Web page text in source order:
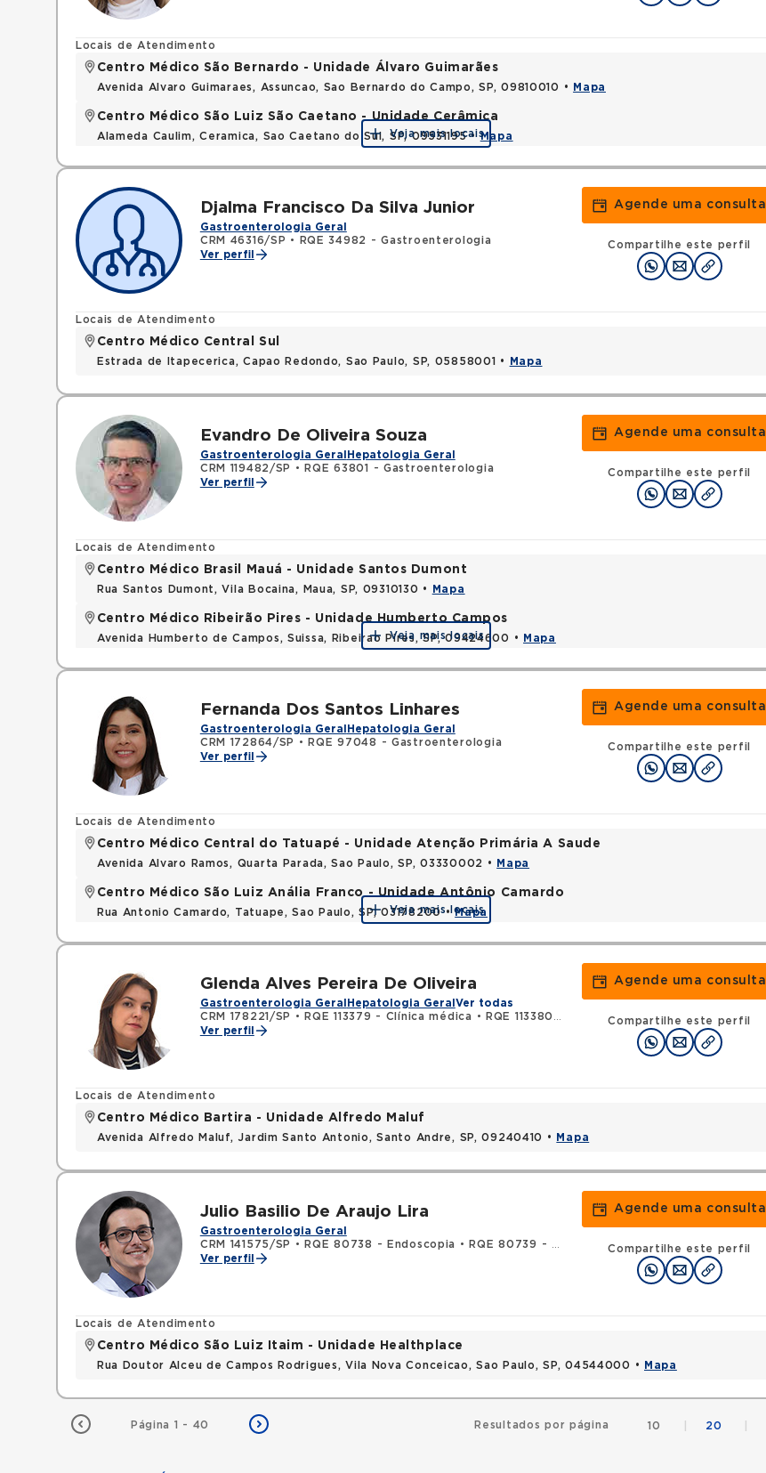
Locais de Atendimento
Centro Médico São Bernardo - Unidade Álvaro Guimarães
Avenida Alvaro Guimaraes, Assuncao, Sao Bernardo do Campo, SP, 09810010 • Mapa
Centro Médico São Luiz São Caetano - Unidade Cerâmica
Alameda Caulim, Ceramica, Sao Caetano do Sul, SP, 09531195 •Mapa
Veja mais locais
Djalma Francisco Da Silva Junior
Gastroenterologia Geral
CRM 46316/SP •
RQE 34982 - Gastroenterologia
Ver perfil
Agende uma consulta
Compartilhe este perfil
Locais de Atendimento
Centro Médico Central Sul
Estrada de Itapecerica, Capao Redondo, Sao Paulo, SP, 05858001 • Mapa
Evandro De Oliveira Souza
Gastroenterologia Geral Hepatologia Geral
CRM 119482/SP
•
RQE 63801 - Gastroenterologia
Ver perfil
Agende uma consulta
Compartilhe este perfil
Locais de Atendimento
Centro Médico Brasil Mauá - Unidade Santos Dumont
Rua Santos Dumont, Vila Bocaina, Maua, SP, 09310130 • Mapa
Centro Médico Ribeirão Pires - Unidade Humberto Campos
Avenida Humberto de Campos, Suissa, Ribeirao Pires, SP, 09424600 • Mapa
Veja mais locais
Fernanda Dos Santos Linhares
Gastroenterologia Geral Hepatologia Geral
CRM 172864/SP
•
RQE 97048 - Gastroenterologia
Ver perfil
Agende uma consulta
Compartilhe este perfil
Locais de Atendimento
Centro Médico Central do Tatuapé - Unidade Atenção Primária A Saude
Avenida Alvaro Ramos, Quarta Parada, Sao Paulo, SP, 03330002 • Mapa
Centro Médico São Luiz Anália Franco - Unidade Antônio Camardo
Rua Antonio Camardo, Tatuape, Sao Paulo, SP, 03178200 •Mapa
Veja mais locais
Glenda Alves Pereira De Oliveira
Gastroenterologia Geral Hepatologia Geral Ver todas
CRM 178221/SP
• RQE 113379 - Clínica médica •
RQE 113380 - Gastroenterologia
Ver perfil
Agende uma consulta
Compartilhe este perfil
Locais de Atendimento
Centro Médico Bartira - Unidade Alfredo Maluf
Avenida Alfredo Maluf, Jardim Santo Antonio, Santo Andre, SP, 09240410 • Mapa
Julio Basilio De Araujo Lira
Gastroenterologia Geral
CRM 141575/SP
• RQE 80738 - Endoscopia •
RQE 80739 - Gastroenterologia
Ver perfil
Agende uma consulta
Compartilhe este perfil
Locais de Atendimento
Centro Médico São Luiz Itaim - Unidade Healthplace
Rua Doutor Alceu de Campos Rodrigues, Vila Nova Conceicao, Sao Paulo, SP, 04544000 • Mapa
Página 1 - 40 Resultados por página 10 20